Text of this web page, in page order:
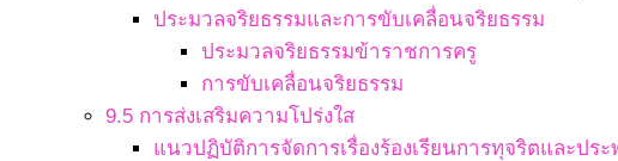
ประมวลจริยธรรมและการขับเคลื่อนจริยธรรม
ประมวลจริยธรรมข้าราชการครู
การขับเคลื่อนจริยธรรม
9.5 การส่งเสริมความโปร่งใส
แนวปฏิบัติการจัดการเรื่องร้องเรียนการทุจริตและปร